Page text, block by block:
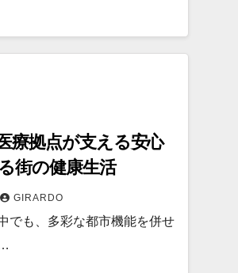
療拠点が支える安心
街の健康生活
GIRARDO
でも、多彩な都市機能を併せ